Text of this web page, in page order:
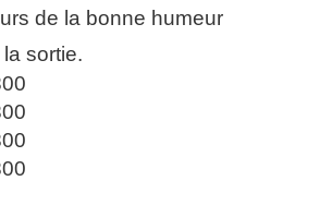
de la bonne humeur
sortie.